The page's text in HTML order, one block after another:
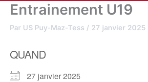
Entrainement U19
Par US Puy-Maz-Tess / 27 janvier 2025
QUAND
27 janvier 2025